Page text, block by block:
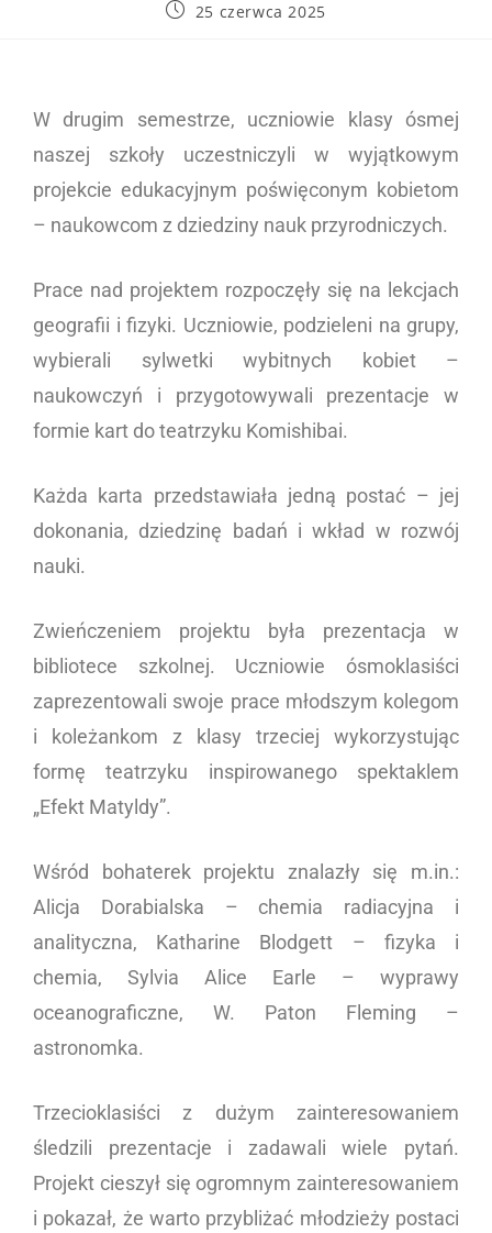
25 czerwca 2025
W drugim semestrze, uczniowie klasy ósmej
naszej szkoły uczestniczyli w wyjątkowym
projekcie edukacyjnym poświęconym kobietom
– naukowcom z dziedziny nauk przyrodniczych.
Prace nad projektem rozpoczęły się na lekcjach
geografii i fizyki. Uczniowie, podzieleni na grupy,
wybierali sylwetki wybitnych kobiet –
naukowczyń i przygotowywali prezentacje w
formie kart do teatrzyku Komishibai.
Każda karta przedstawiała jedną postać – jej
dokonania, dziedzinę badań i wkład w rozwój
nauki.
Zwieńczeniem projektu była prezentacja w
bibliotece szkolnej. Uczniowie ósmoklasiści
zaprezentowali swoje prace młodszym kolegom
i koleżankom z klasy trzeciej wykorzystując
formę teatrzyku inspirowanego spektaklem
„Efekt Matyldy”.
Wśród bohaterek projektu znalazły się m.in.:
Alicja Dorabialska – chemia radiacyjna i
analityczna, Katharine Blodgett – fizyka i
chemia, Sylvia Alice Earle – wyprawy
oceanograficzne, W. Paton Fleming –
astronomka.
Trzecioklasiści z dużym zainteresowaniem
śledzili prezentacje i zadawali wiele pytań.
Projekt cieszył się ogromnym zainteresowaniem
i pokazał, że warto przybliżać młodzieży postaci